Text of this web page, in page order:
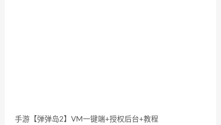
手游【弹弹岛2】VM一键端+授权后台+教程